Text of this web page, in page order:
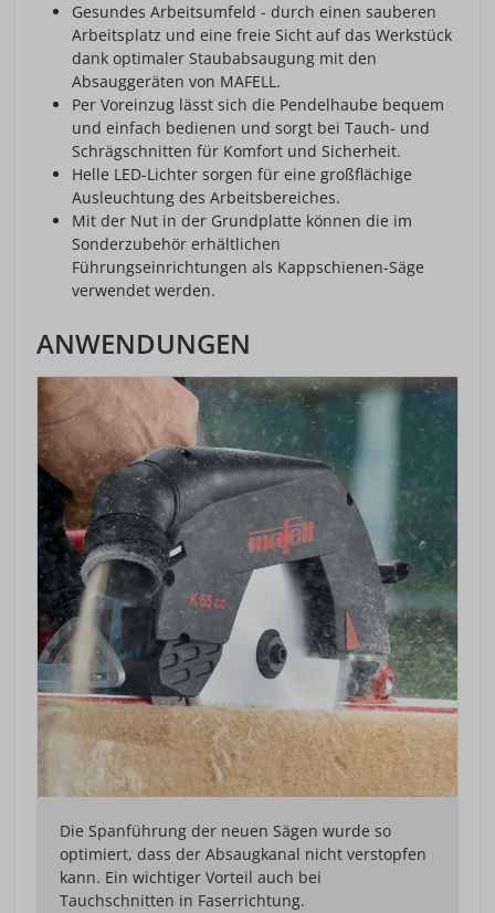
Gesundes Arbeitsumfeld - durch einen sauberen
Arbeitsplatz und eine freie Sicht auf das Werkstück
dank optimaler Staubabsaugung mit den
Absauggeräten von MAFELL.
Per Voreinzug lässt sich die Pendelhaube bequem
und einfach bedienen und sorgt bei Tauch- und
Schrägschnitten für Komfort und Sicherheit.
Helle LED-Lichter sorgen für eine großflächige
Ausleuchtung des Arbeitsbereiches.
Mit der Nut in der Grundplatte können die im
Sonderzubehör erhältlichen
Führungseinrichtungen als Kappschienen-Säge
verwendet werden.
ANWENDUNGEN
Die Spanführung der neuen Sägen wurde so
optimiert, dass der Absaugkanal nicht verstopfen
kann. Ein wichtiger Vorteil auch bei
Tauchschnitten in Faserrichtung.